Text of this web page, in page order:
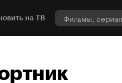
на ТВ